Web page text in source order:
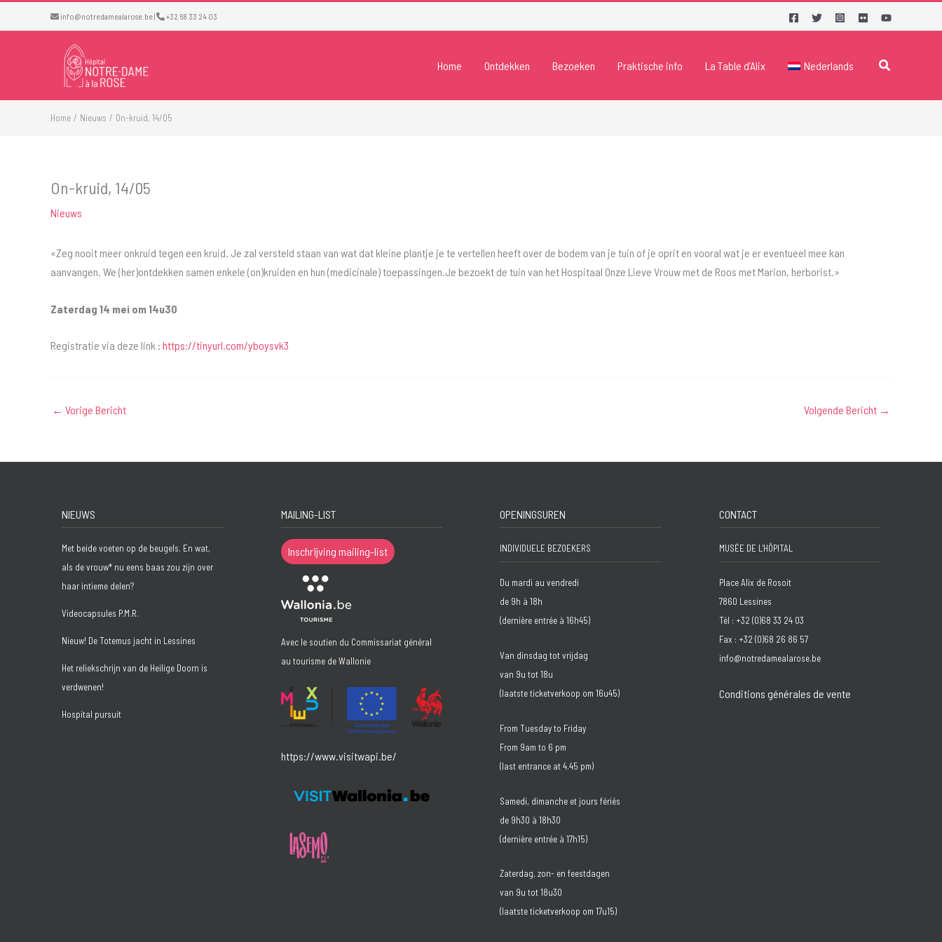
naar
info@notredamealarose.be| +32 68 33 24 03
Home Ontdekken Bezoeken Praktische info La Table d’Alix Nederlands Zoeken
Home Nieuws On-kruid, 14/05
On-kruid, 14/05
Nieuws
«Zeg nooit meer onkruid tegen een kruid. Je zal versteld staan van wat dat kleine plantje je te vertellen heeft over de bodem van je tuin of je oprit en vooral wat je er eventueel mee kan
aanvangen. We (her)ontdekken samen enkele (on)kruiden en hun (medicinale) toepassingen.Je bezoekt de tuin van het Hospitaal Onze Lieve Vrouw met de Roos met Marion, herborist.»
Zaterdag 14 mei om 14u30
Registratie via deze link : https://tinyurl.com/yboysvk3
← Vorige Bericht Volgende Bericht →
NIEUWS
Met beide voeten op de beugels. En wat,
als de vrouw* nu eens baas zou zijn over
haar intieme delen?
Videocapsules P.M.R.
Nieuw! De Totemus jacht in Lessines
Het reliekschrijn van de Heilige Doorn is
verdwenen!
Hospital pursuit
MAILING-LIST
Inschrijving mailing-list
Avec le soutien du Commissariat général
au tourisme de Wallonie
https://www.visitwapi.be/
OPENINGSUREN
INDIVIDUELE BEZOEKERS
Du mardi au vendredi
de 9h à 18h
(dernière entrée à 16h45)
Van dinsdag tot vrijdag
van 9u tot 18u
(laatste ticketverkoop om 16u45)
From Tuesday to Friday
From 9am to 6 pm
(last entrance at 4.45 pm)
Samedi, dimanche et jours fériés
de 9h30 à 18h30
(dernière entrée à 17h15)
Zaterdag, zon- en feestdagen
van 9u tot 18u30
(laatste ticketverkoop om 17u15)
CONTACT
MUSÉE DE L'HÔPITAL
Place Alix de Rosoit
7860 Lessines
Tél : +32 (0)68 33 24 03
Fax : +32 (0)68 26 86 57
info@notredamealarose.be
Conditions générales de vente